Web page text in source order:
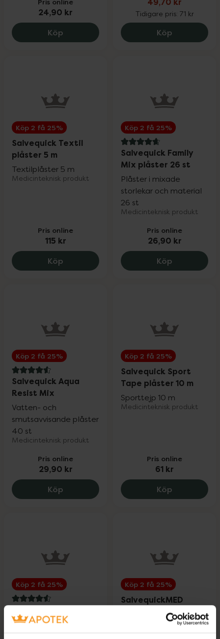
24,90 kr
Köp Salvequick Textilplåster, 24.9 kr.
49,70 kr
Tidigare pris: 71 kr
Köp Compeed
Köp 2 få 25%
Salvequick Textil
plåster 5 m
Textilplåster 5 m
Medicinteknisk produkt
Pris online
115 kr
Köp Salvequick Textil plåster 5 m, 115 kr.
Köp 2 få 25%
4.8 av 5 i omdöme
Salvequick Family
Mix plåster 26 st
Plåster i mixade
storlekar och material
26 st
Medicinteknisk produkt
Pris online
26,90 kr
Köp
Köp 2 få 25%
4.6 av 5 i omdöme
Salvequick Aqua
Resist Mix
Vatten- och
smutsavvisande plåster
40 st
Medicinteknisk produkt
Pris online
29,90 kr
Köp Salvequick Aqua Resist Mix, 29.9 kr.
Köp 2 få 25%
Salvequick Sport
Tape plåster 10 m
Sporttejp 10 m
Medicinteknisk produkt
Pris online
61 kr
Köp
Köp 2 få 25%
4.6 av 5 i omdöme
Block Family Pack
plåster 16 st
Köp 2 få 25%
SalvequickMED
Wound Cleanser
Wipes 20 st